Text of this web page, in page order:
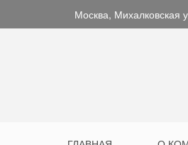
Москва, Михалковская